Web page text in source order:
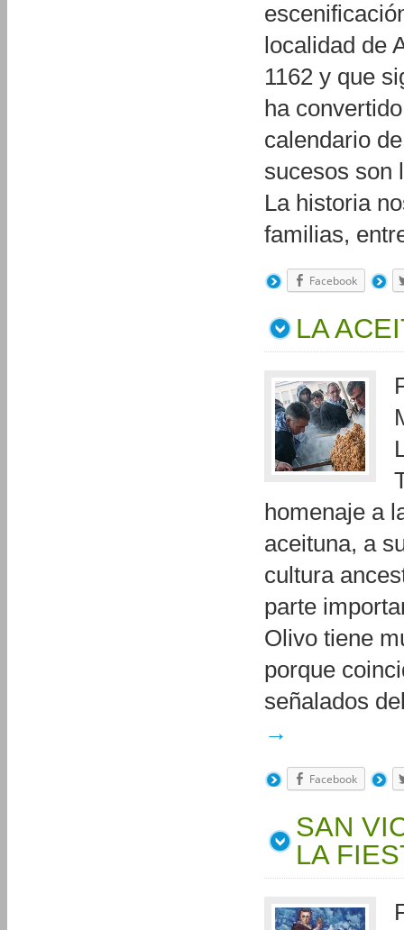
localidad de
1162 y que
ha
calendario
sucesos son
La historia
familias,
Facebook
LA
homenaje a
aceituna, a
cultura
parte
Olivo tiene
porque
señalados
→
Facebook
SAN
LA